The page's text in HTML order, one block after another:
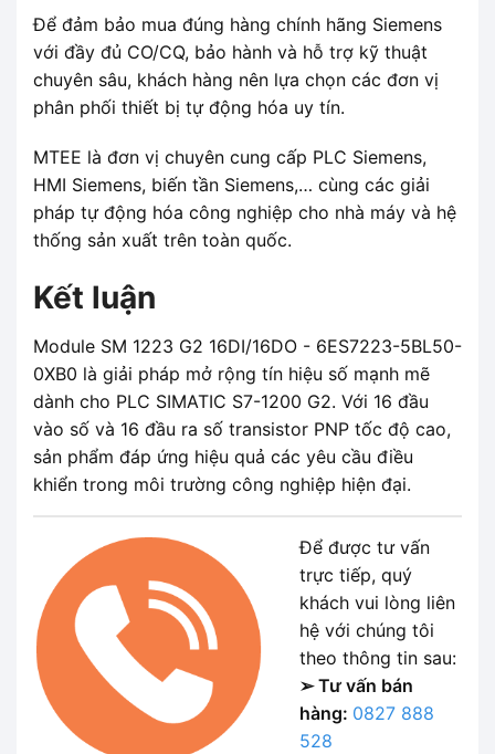
Để đảm bảo mua đúng hàng chính hãng Siemens
với đầy đủ CO/CQ, bảo hành và hỗ trợ kỹ thuật
chuyên sâu, khách hàng nên lựa chọn các đơn vị
phân phối thiết bị tự động hóa uy tín.
MTEE là đơn vị chuyên cung cấp PLC Siemens,
HMI Siemens, biến tần Siemens,… cùng các giải
pháp tự động hóa công nghiệp cho nhà máy và hệ
thống sản xuất trên toàn quốc.
Kết luận
Module SM 1223 G2 16DI/16DO - 6ES7223-5BL50-
0XB0 là giải pháp mở rộng tín hiệu số mạnh mẽ
dành cho PLC SIMATIC S7-1200 G2. Với 16 đầu
vào số và 16 đầu ra số transistor PNP tốc độ cao,
sản phẩm đáp ứng hiệu quả các yêu cầu điều
khiển trong môi trường công nghiệp hiện đại.
Để được tư vấn
trực tiếp, quý
khách vui lòng liên
hệ với chúng tôi
theo thông tin sau:
➢ Tư vấn bán
hàng: 0827 888
528